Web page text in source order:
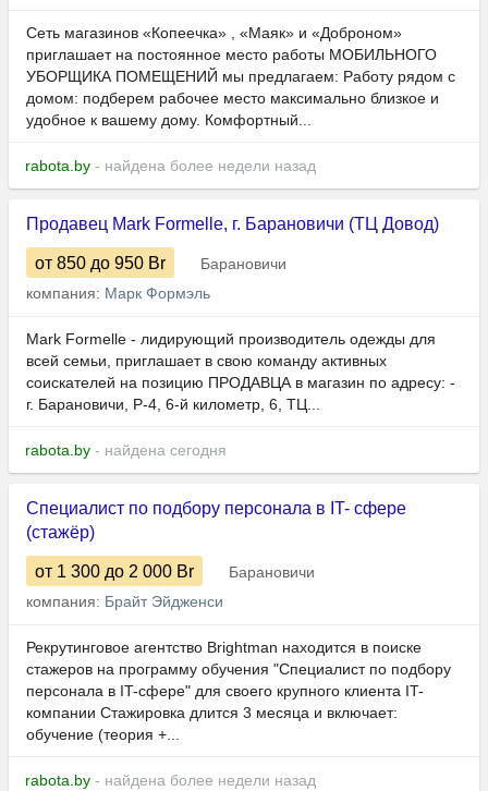
Сеть магазинов «Копеечка» , «Маяк» и «Доброном»
приглашает на постоянное место работы МОБИЛЬНОГО
УБОРЩИКА ПОМЕЩЕНИЙ мы предлагаем: Работу рядом с
домом: подберем рабочее место максимально близкое и
удобное к вашему дому. Комфортный...
rabota.by - найдена более недели назад
Продавец Mark Formelle, г. Барановичи (ТЦ Довод)
от 850 до 950 Br
Барановичи
компания: Марк Формэль
Mark Formelle - лидирующий производитель одежды для
всей семьи, приглашает в свою команду активных
соискателей на позицию ПРОДАВЦА в магазин по адресу: -
г. Барановичи, Р-4, 6-й километр, 6, ТЦ...
rabota.by - найдена сегодня
Специалист по подбору персонала в IT- сфере
(стажёр)
от 1 300 до 2 000 Br
Барановичи
компания: Брайт Эйдженси
Рекрутинговое агентство Brightman находится в поиске
стажеров на программу обучения "Специалист по подбору
персонала в IT-сфере" для своего крупного клиента IT-
компании Стажировка длится 3 месяца и включает:
обучение (теория +...
rabota.by - найдена более недели назад